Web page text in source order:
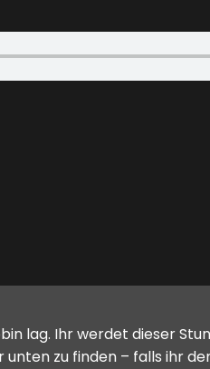
lag. Ihr werdet dieser
unten zu finden – falls ihr